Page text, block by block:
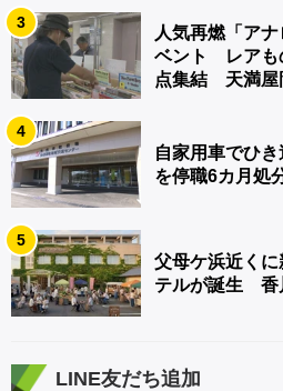
3
人気再燃「ア
ベント レアも
点集結 天満屋
4
自家用車でひ
を停職6カ月処
5
父母ケ浜近く
テルが誕生 香
LINE友だち追加